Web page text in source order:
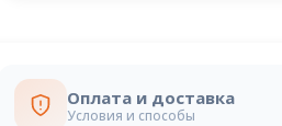
Оплата и доставка
Условия и способы